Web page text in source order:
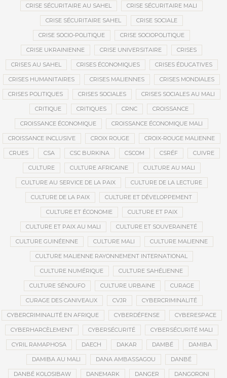
CRISE SÉCURITAIRE AU SAHEL CRISE SÉCURITAIRE MALI
CRISE SÉCURITAIRE SAHEL CRISE SOCIALE
CRISE SOCIO-POLITIQUE CRISE SOCIOPOLITIQUE
CRISE UKRAINIENNE CRISE UNIVERSITAIRE CRISES
CRISES AU SAHEL CRISES ÉCONOMIQUES CRISES ÉDUCATIVES
CRISES HUMANITAIRES CRISES MALIENNES CRISES MONDIALES
CRISES POLITIQUES CRISES SOCIALES CRISES SOCIALES AU MALI
CRITIQUE CRITIQUES CRNC CROISSANCE
CROISSANCE ÉCONOMIQUE CROISSANCE ÉCONOMIQUE MALI
CROISSANCE INCLUSIVE CROIX ROUGE CROIX-ROUGE MALIENNE
CRUES CSA CSC BURKINA CSCOM CSRÉF CUIVRE
CULTURE CULTURE AFRICAINE CULTURE AU MALI
CULTURE AU SERVICE DE LA PAIX CULTURE DE LA LECTURE
CULTURE DE LA PAIX CULTURE ET DÉVELOPPEMENT
CULTURE ET ÉCONOMIE CULTURE ET PAIX
CULTURE ET PAIX AU MALI CULTURE ET SOUVERAINETÉ
CULTURE GUINÉENNE CULTURE MALI CULTURE MALIENNE
CULTURE MALIENNE RAYONNEMENT INTERNATIONAL
CULTURE NUMÉRIQUE CULTURE SAHÉLIENNE
CULTURE SÉNOUFO CULTURE URBAINE CURAGE
CURAGE DES CANIVEAUX CVJR CYBERCRIMINALITÉ
CYBERCRIMINALITÉ EN AFRIQUE CYBERDÉFENSE CYBERESPACE
CYBERHARCÈLEMENT CYBERSÉCURITÉ CYBERSÉCURITÉ MALI
CYRIL RAMAPHOSA DAECH DAKAR DAMBÉ DAMIBA
DAMIBA AU MALI DANA AMBASSAGOU DANBÉ
DANBÉ KOLOSIBAW DANEMARK DANGER DANGORONI